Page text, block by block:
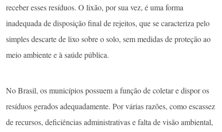
receber esses resíduos. O lixão, por sua vez, é uma forma
inadequada de disposição final de rejeitos, que se caracteriza pelo
simples descarte de lixo sobre o solo, sem medidas de proteção ao
meio ambiente e à saúde pública.
No Brasil, os municípios possuem a função de coletar e dispor os
resíduos gerados adequadamente. Por várias razões, como escassez
de recursos, deficiências administrativas e falta de visão ambiental,